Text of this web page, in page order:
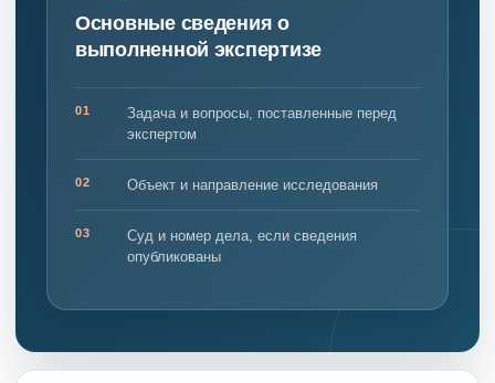
Основные сведения о
выполненной экспертизе
01
Задача и вопросы, поставленные перед
экспертом
02 Объект и направление исследования
03
Суд и номер дела, если сведения
опубликованы